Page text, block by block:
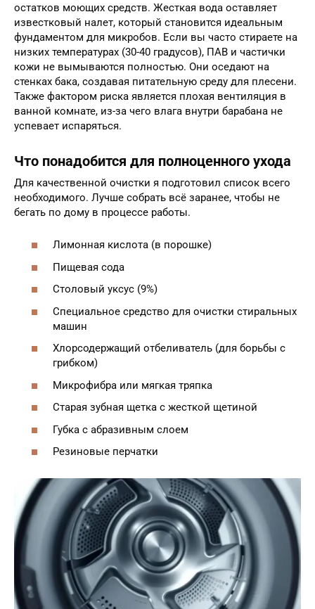
остатков моющих средств. Жесткая вода оставляет
известковый налет, который становится идеальным
фундаментом для микробов. Если вы часто стираете на
низких температурах (30-40 градусов), ПАВ и частички
кожи не вымываются полностью. Они оседают на
стенках бака, создавая питательную среду для плесени.
Также фактором риска является плохая вентиляция в
ванной комнате, из-за чего влага внутри барабана не
успевает испаряться.
Что понадобится для полноценного ухода
Для качественной очистки я подготовил список всего
необходимого. Лучше собрать всё заранее, чтобы не
бегать по дому в процессе работы.
Лимонная кислота (в порошке)
Пищевая сода
Столовый уксус (9%)
Специальное средство для очистки стиральных
машин
Хлорсодержащий отбеливатель (для борьбы с
грибком)
Микрофибра или мягкая тряпка
Старая зубная щетка с жесткой щетиной
Губка с абразивным слоем
Резиновые перчатки